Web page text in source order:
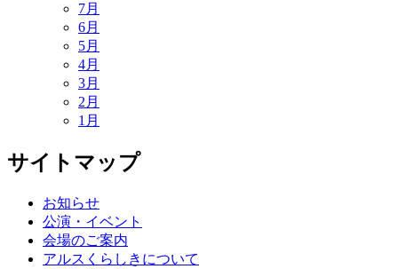
7月
6月
5月
4月
3月
2月
1月
サイトマップ
お知らせ
公演・イベント
会場のご案内
アルスくらしきについて